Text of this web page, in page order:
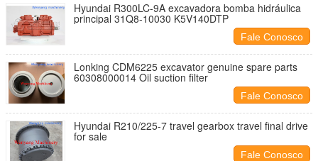
Hyundai R300LC-9A excavadora bomba hidráulica
principal 31Q8-10030 K5V140DTP
Fale Conosco
Lonking CDM6225 excavator genuine spare parts
60308000014 Oil suction filter
Fale Conosco
Hyundai R210/225-7 travel gearbox travel final drive
for sale
Fale Conosco